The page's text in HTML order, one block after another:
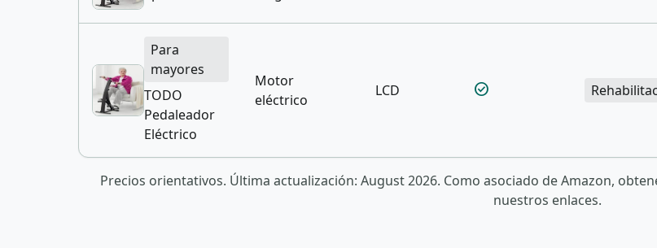
directions_bike
Para
mayores
TODO
Pedaleador
Eléctrico
Motor
eléctrico
LCD check_circle
Precios orientativos. Última actualización: August 2026. Como asociado de Amazon,
nuestros enlaces.